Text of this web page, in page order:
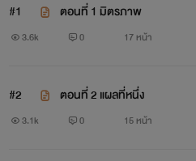
#1 ตอนที่ 1 มิตรภาพ
3.6k 0 17 หน้า
#2 ตอนที่ 2 แผลที่หนึ่ง
3.1k 0 15 หน้า